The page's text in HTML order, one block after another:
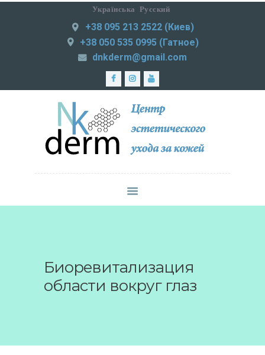
Українська Русский
+38 095 213 2522 (Киев)
+38 050 535 0995 (Гатное)
dnkderm@gmail.com
Биоревитализация
области вокруг глаз
NKDERM
Центр эстетического ухода за кожей
ЛАЗЕРНАЯ
ЭПИЛЯЦИЯ
МЕДИЦИНСКАЯ
ПРАКТИКА
ИНЪЕКЦИОННАЯ
СМАС-ЛИФТИНГ
АКЦИИ
ФОТО ДО-ПОСЛЕ